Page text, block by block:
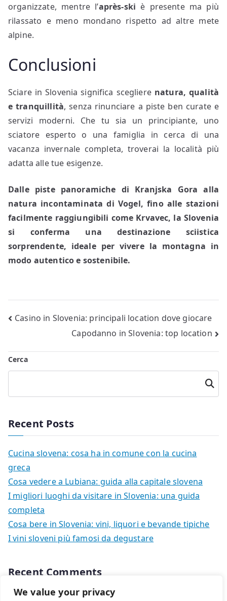
We value your privacy
organizzate, mentre l’après-ski è presente ma più
rilassato e meno mondano rispetto ad altre mete
alpine.
Conclusioni
Sciare in Slovenia significa scegliere natura, qualità
e tranquillità, senza rinunciare a piste ben curate e
servizi moderni. Che tu sia un principiante, uno
sciatore esperto o una famiglia in cerca di una
vacanza invernale completa, troverai la località più
adatta alle tue esigenze.
Dalle piste panoramiche di Kranjska Gora alla
natura incontaminata di Vogel, fino alle stazioni
facilmente raggiungibili come Krvavec, la Slovenia
si conferma una destinazione sciistica
sorprendente, ideale per vivere la montagna in
modo autentico e sostenibile.
Navigazione
Casino in Slovenia: principali location dove giocare
Capodanno in Slovenia: top location
Cerca
Cerca
Recent Posts
Cucina slovena: cosa ha in comune con la cucina
greca
Cosa vedere a Lubiana: guida alla capitale slovena
I migliori luoghi da visitare in Slovenia: una guida
completa
Cosa bere in Slovenia: vini, liquori e bevande tipiche
I vini sloveni più famosi da degustare
Recent Comments